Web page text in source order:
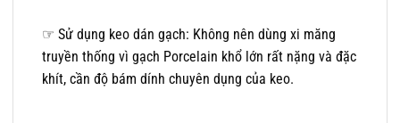
☞ Sử dụng keo dán gạch: Không nên dùng xi măng
truyền thống vì gạch Porcelain khổ lớn rất nặng và đặc
khít, cần độ bám dính chuyên dụng của keo.